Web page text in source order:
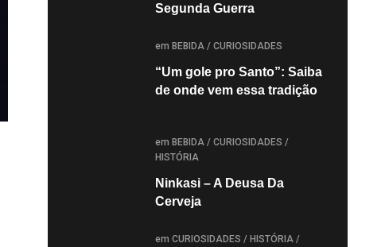
Segunda Guerra
POSTED
emBEBIDA /CURIOSIDADES
“Um gole pro Santo”: Saiba
de onde vem essa tradição
POSTED
emBEBIDA /CURIOSIDADES /
HISTÓRIA
Ninkasi – A Deusa Da
Cerveja
POSTED
emCURIOSIDADES /HISTÓRIA /